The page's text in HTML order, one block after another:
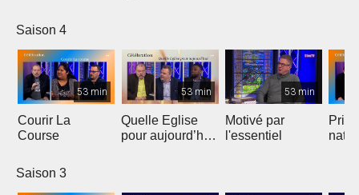
Saison 4
53 min
Courir La
Course
53 min
Quelle Eglise
pour aujourd’hui
53 min
Motivé par
l'essentiel
Saison 3